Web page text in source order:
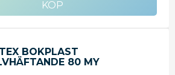
BOKPLAST
80 MY